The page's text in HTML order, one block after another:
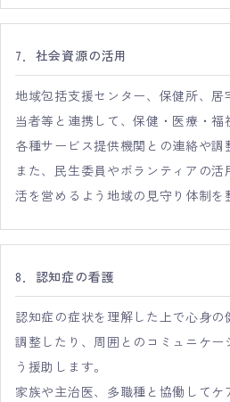
7．社会資源の活用
地域包括支援センター、保健所、
当者等と連携して、保健・医療・福
各種サービス提供機関との連絡や調
また、民生委員やボランティアの
活を営めるよう地域の見守り体制を
8．認知症の看護
認知症の症状を理解した上で心身
調整したり、周囲とのコミュニケ
う援助します。
家族や主治医、多職種と協働して